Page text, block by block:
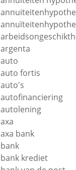
argenta
auto
auto fortis
auto's
autofinanciering
autolening
axa
axa bank
bank
bank krediet